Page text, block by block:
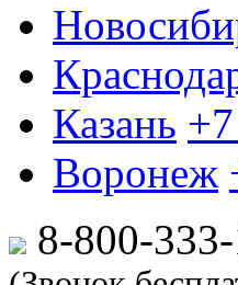
Казань
Воронеж
8-800-